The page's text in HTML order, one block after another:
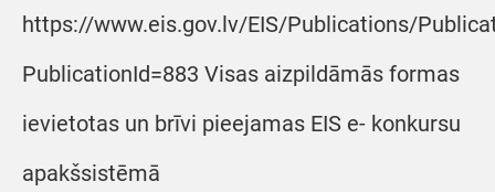
https://www.eis.gov.lv/EIS/Publications/
PublicationId=883 Visas aizpildāmās formas
ievietotas un brīvi pieejamas EIS e- konkursu
apakšsistēmā